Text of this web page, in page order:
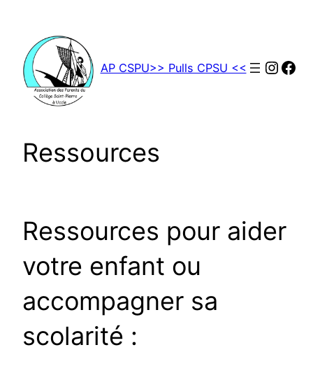
contenu
AP CSPU>> Pulls CPSU <<
Ressources
Ressources pour aider
votre enfant ou
accompagner sa
scolarité :